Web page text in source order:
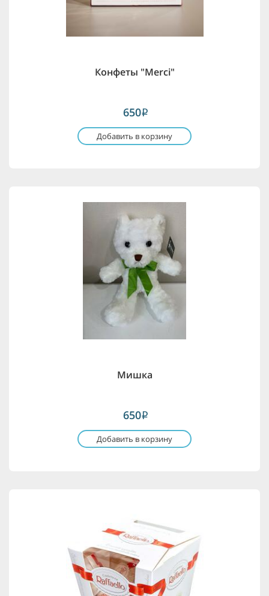
Конфеты "Merci"
650i
Добавить в корзину
Мишка
650i
Добавить в корзину